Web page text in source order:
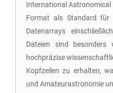
International Astronomical
Format als Standard für
Datenarrays
Dateien sind
hochpräzise
Kopfzeilen zu erhalten,
und Amateurastronomie